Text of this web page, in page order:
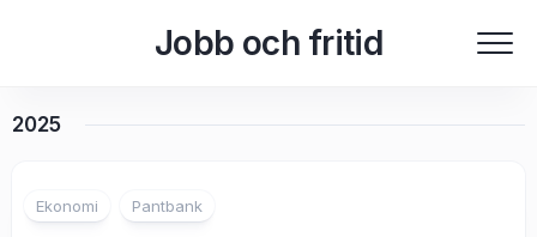
Jobb och fritid
2025
Ekonomi Pantbank